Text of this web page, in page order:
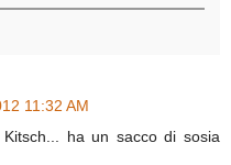
11:32 AM
ha un sacco di sosia